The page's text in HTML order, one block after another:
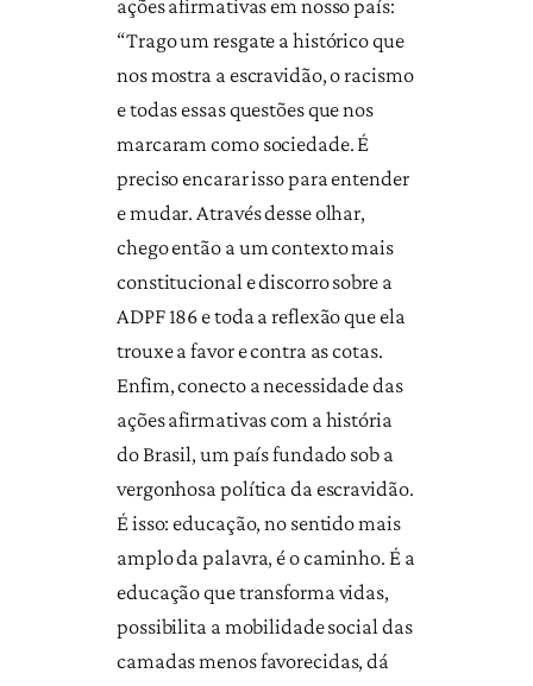
ações afirmativas em nosso país:
“Trago um resgate a histórico que
nos mostra a escravidão, o racismo
e todas essas questões que nos
marcaram como sociedade. É
preciso encarar isso para entender
e mudar. Através desse olhar,
chego então a um contexto mais
constitucional e discorro sobre a
ADPF 186 e toda a reflexão que ela
trouxe a favor e contra as cotas.
Enfim, conecto a necessidade das
ações afirmativas com a história
do Brasil, um país fundado sob a
vergonhosa política da escravidão.
É isso: educação, no sentido mais
amplo da palavra, é o caminho. É a
educação que transforma vidas,
possibilita a mobilidade social das
camadas menos favorecidas, dá